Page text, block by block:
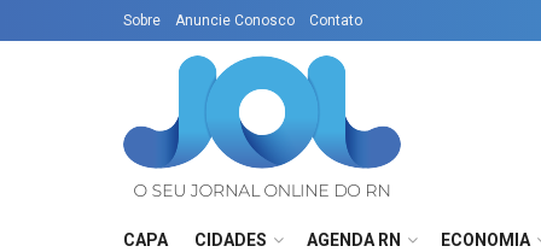
Sobre Anuncie Conosco Contato
CAPA CIDADES AGENDA RN ECONOMIA